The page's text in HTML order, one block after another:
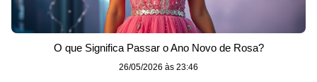
O que Significa Passar o Ano Novo de Rosa?
26/05/2026 às 23:46